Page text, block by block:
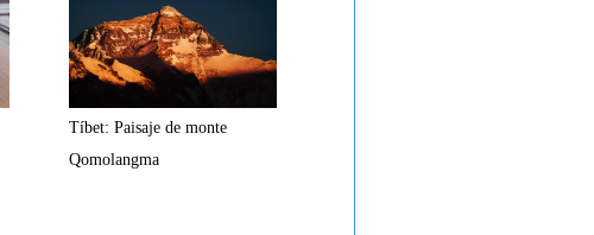
Tíbet: Paisaje de monte
Qomolangma